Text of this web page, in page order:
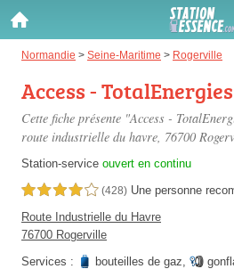
Normandie > Seine-Maritime > Rogerville
Access - TotalEnergies
Cette fiche présente "Access -
route industrielle du havre, 76700
Station-service ouvert en continu
4,0 étoiles sur 5 (428) Une personne
Route Industrielle du Havre
76700 Rogerville
Services :
bouteilles de gaz,
Gazole :
Disponible
SP 98 :
Disponible
SP 95 :
Disponible